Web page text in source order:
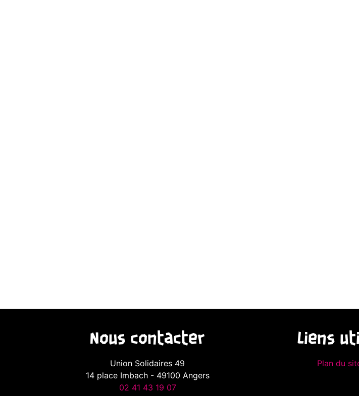
Nous contacter
Union Solidaires 49
14 place Imbach - 49100 Angers
02 41 43 19 07
Liens
Plan du